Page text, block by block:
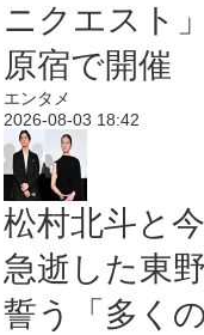
ニクエスト
原宿で開催
エンタメ
2026-08-03 18:42
松村北斗と今
急逝した東
誓う「多く